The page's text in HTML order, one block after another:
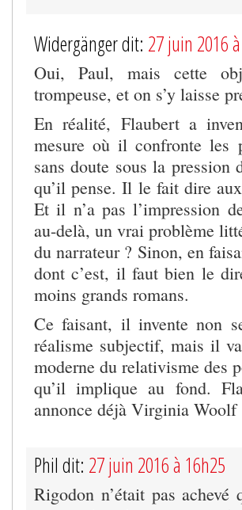
Widergänger dit: 27 juin 2016
Oui, Paul, mais cette
trompeuse, et on s’y laisse
En réalité, Flaubert a
mesure où il confronte les
sans doute sous la pression
qu’il pense. Il le fait dire
Et il n’a pas l’impression
au-delà, un vrai problème
du narrateur ? Sinon, en
dont c’est, il faut bien le
moins grands romans.
Ce faisant, il invente non
réalisme subjectif, mais il
moderne du relativisme des
qu’il implique au fond.
annonce déjà Virginia Woolf
Phil dit: 27 juin 2016 à 16h25
Rigodon n’était pas